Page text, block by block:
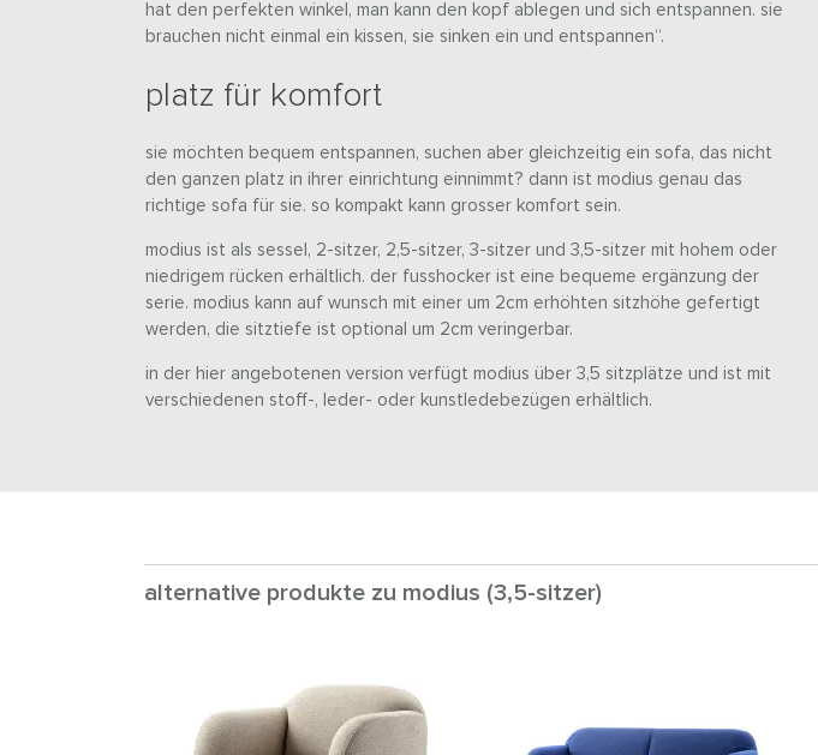
hat den perfekten winkel, man kann den kopf ablegen und sich entspannen. sie
brauchen nicht einmal ein kissen, sie sinken ein und entspannen“.
platz für komfort
sie möchten bequem entspannen, suchen aber gleichzeitig ein sofa, das nicht
den ganzen platz in ihrer einrichtung einnimmt? dann ist modius genau das
richtige sofa für sie. so kompakt kann grosser komfort sein.
modius ist als sessel, 2-sitzer, 2,5-sitzer, 3-sitzer und 3,5-sitzer mit hohem oder
niedrigem rücken erhältlich. der fusshocker ist eine bequeme ergänzung der
serie. modius kann auf wunsch mit einer um 2cm erhöhten sitzhöhe gefertigt
werden, die sitztiefe ist optional um 2cm veringerbar.
in der hier angebotenen version verfügt modius über 3,5 sitzplätze und ist mit
verschiedenen stoff-, leder- oder kunstledebezügen erhältlich.
alternative produkte zu modius (3,5-sitzer)